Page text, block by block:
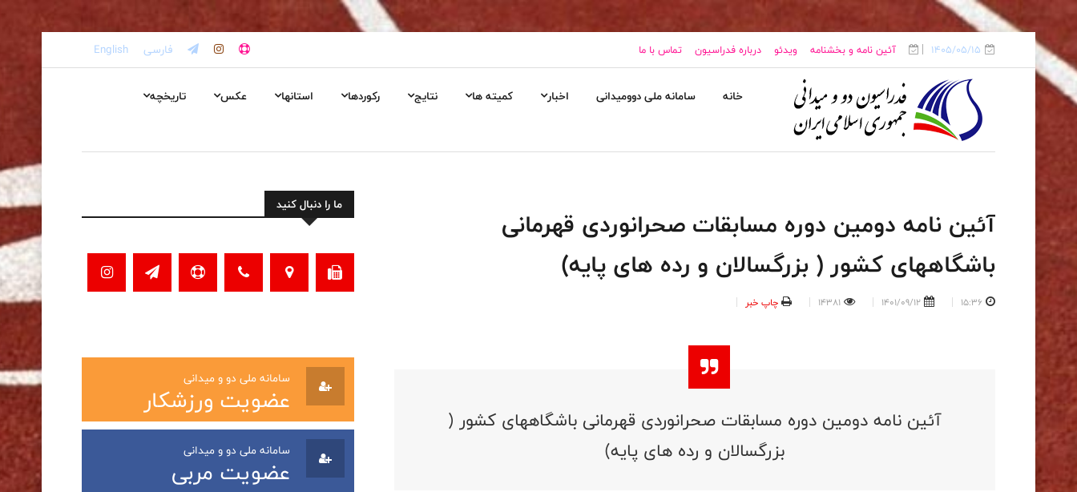
1405/05/15 آئین نامه و بخشنامه ویدئو درباره فدراسیون تماس با ما فارسی English
خانه سامانه ملی دوومیدانی اخبار کمیته ها نتایج رکوردها استانها عکس تاریخچه
آئین نامه دومین دوره مسابقات صحرانوردی قهرمانی
باشگاههای کشور ( بزرگسالان و رده های پایه)
15:36
1401/09/12
14381 چاپ خبر
آئین نامه دومین دوره مسابقات صحرانوردی قهرمانی باشگاههای کشور (
بزرگسالان و رده های پایه)
ما را دنبال کنید
سامانه ملی دو و میدانی
عضویت ورزشکار
سامانه ملی دو و میدانی
عضویت مربی